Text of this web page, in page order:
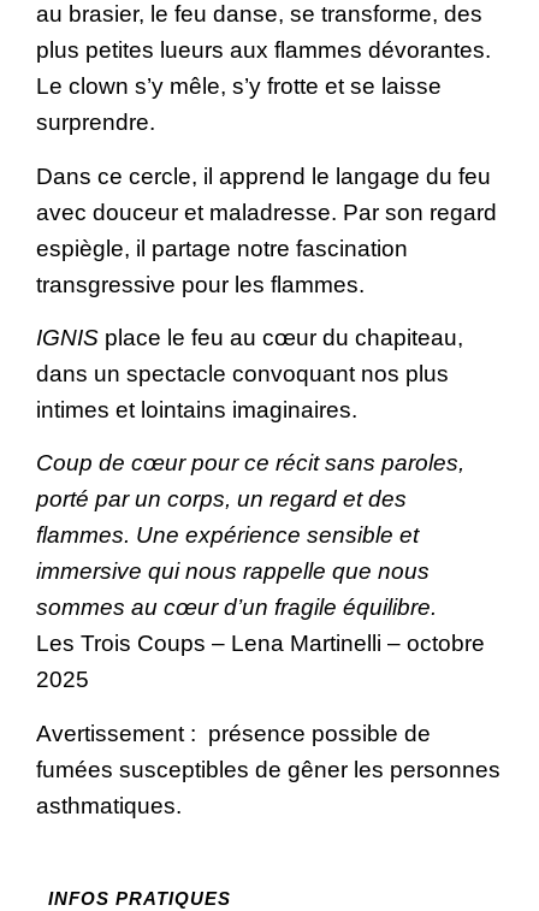
au brasier, le feu danse, se transforme, des
plus petites lueurs aux flammes dévorantes.
Le clown s’y mêle, s’y frotte et se laisse
surprendre.
Dans ce cercle, il apprend le langage du feu
avec douceur et maladresse. Par son regard
espiègle, il partage notre fascination
transgressive pour les flammes.
IGNIS place le feu au cœur du chapiteau,
dans un spectacle convoquant nos plus
intimes et lointains imaginaires.
Coup de cœur pour ce récit sans paroles,
porté par un corps, un regard et des
flammes. Une expérience sensible et
immersive qui nous rappelle que nous
sommes au cœur d’un fragile équilibre.
Les Trois Coups – Lena Martinelli – octobre
2025
Avertissement : présence possible de
fumées susceptibles de gêner les personnes
asthmatiques.
INFOS PRATIQUES